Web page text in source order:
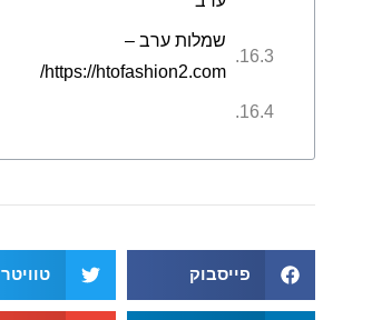
שמלות ערב –
https://htofashion2.com/
פייסבוק טוויטר